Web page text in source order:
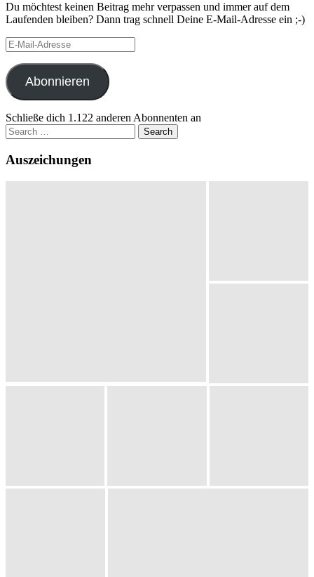
Du möchtest keinen Beitrag mehr verpassen und immer auf dem
Laufenden bleiben? Dann trag schnell Deine E-Mail-Adresse ein ;-)
E-
Mail-
Adresse
Abonnieren
Schließe dich 1.122 anderen Abonnenten an
Search
for:
Auszeichungen